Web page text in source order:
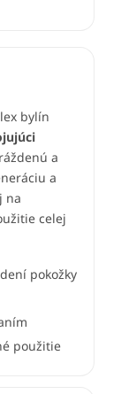
bylín
a
a
na
celej
pokožky
použitie